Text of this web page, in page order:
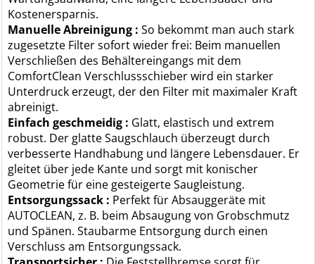
Kostenersparnis.
Manuelle Abreinigung :So bekommt man auch stark
zugesetzte Filter sofort wieder frei: Beim manuellen
Verschließen des Behältereingangs mit dem
ComfortClean Verschlussschieber wird ein starker
Unterdruck erzeugt, der den Filter mit maximaler Kraft
abreinigt.
Einfach geschmeidig : Glatt, elastisch und extrem
robust. Der glatte Saugschlauch überzeugt durch
verbesserte Handhabung und längere Lebensdauer. Er
gleitet über jede Kante und sorgt mit konischer
Geometrie für eine gesteigerte Saugleistung.
Entsorgungssack : Perfekt für Absauggeräte mit
AUTOCLEAN, z. B. beim Absaugung von Grobschmutz
und Spänen. Staubarme Entsorgung durch einen
Verschluss am Entsorgungssack.